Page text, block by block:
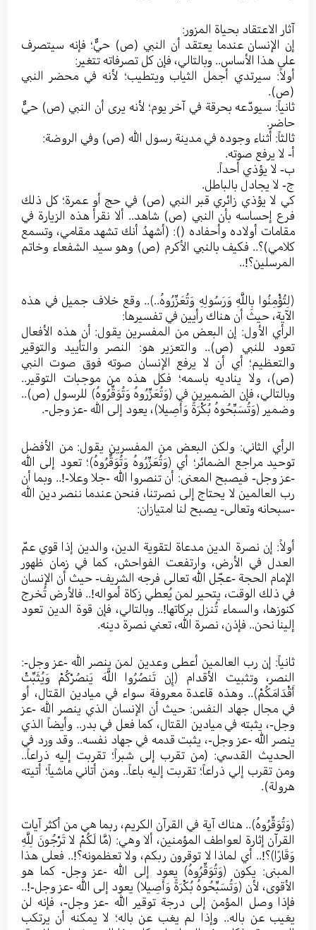
آثار الاعتقاد بحياة المزور:
إن الإنسان عندما يعتقد أن النبي (ص) حيٌّ؛ فإنه سيتصرف
على هذا الأساس.. وبالتالي، فإن كل تصرفاته تتغير:
أولاً: سيرتدي أجمل الثياب ويتطيب؛ لأنه في محضر النبي
(ص).
ثانياً: سيودّعه بحرقة في آخر يوم؛ لأنه يرى أن النبي (ص) حيٌّ
حاضر.
ثالثاً: أثناء وجوده في مدينة رسول الله (ص) وفي الروضة:
أ- لا يرفع صوته.
ب- لا يؤذي أحداً.
ج- لا يجادل بالباطل.
كي لا يؤذي زائري قبر النبي (ص) في حج أو عمرة؛ كل ذلك
فرع إحساسه بأن النبي (ص) شاهد.. ألا نقرأ هذه الزيارة في
مقامات أولاده وأحفاده (): (أشهدُ أنك تشهد مقامي، وتسمع
كلامي)؟.. فكيف بالنبي الأكرم (ص) وهو سيد الشفعاء وخاتم
المرسلين؟!..
﴿لِتُؤْمِنُوا بِاللَّهِ وَرَسُولِهِ وَتُعَزِّرُوهُ..﴾.. وقع خلاف جميل في هذه
الآية، حيث أن هناك رأيين في تفسيرها:
الرأي الأول: إن البعض من المفسرين يقول: أن هذه الأفعال
تعود للنبي (ص).. والتعزير هو: النصر والتأييد والتوقير
والتعظيم؛ أي أن لا يرفع الإنسان صوته فوق صوت النبي
(ص)، ولا يناديه باسمه؛ فكل هذه من موجبات التوقير..
وبالتالي، فإن الضميرين في ﴿وَتُعَزِّرُوهُ وَتُوَقِّرُوهُ﴾ للرسول (ص)..
وضمير ﴿وَتُسَبِّحُوهُ بُكْرَةً وَأَصِيلا﴾، يعود إلى الله -عز وجل-.
الرأي الثاني: ولكن البعض من المفسرين يقول: من الأفضل
توحيد مراجع الضمائر؛ أي ﴿وَتُعَزِّرُوهُ وَتُوَقِّرُوهُ﴾؛ تعود إلى الله
-عز وجل- فيصبح المعنى: أن تنصروا الله -جلا وعلا-!.. وبما أن
رب العالمين لا يحتاج إلى نصرتنا، فنحن عندما ننصر دين الله
-سبحانه وتعالى- يصبح لنا امتيازان:
أولاً: إن نصرة الدين مدعاة لتقوية الدين، والدين إذا قوي عمّ
العدل في الأرض، وارتفعت الفواحش، كما في زمان ظهور
الإمام الحجة -عجّل الله تعالى فرجه الشريف- حيث أن الإنسان
في ذلك الوقت، يتحير لمن يُعطي زكاة أمواله!.. فالأرض تُخرج
كنوزها، والسماء تُنزل بركاتها!.. وبالتالي، فإن قوة الدين تعود
إلينا نحن.. فإذن، نصرة الله، تعني نصرة دينه.
ثانياً: إن رب العالمين أعطى وعدين لمن ينصر الله -عز وجل-:
النصر، وتثبيت الأقدام ﴿إِن تَنصُرُوا اللَّهَ يَنصُرْكُمْ وَيُثَبِّتْ
أَقْدَامَكُمْ﴾.. وهذه قاعدة معروفة سواء في ميادين القتال، أو
في مجال جهاد النفس: حيث أن الإنسان الذي ينصر الله -عز
وجل-، يثبته في ميادين القتال، كما فعل في بدر.. وأيضاً الذي
ينصر الله -عز وجل-، يثبت قدمه في جهاد نفسه.. وقد ورد في
الحديث القدسي: (من تقرب إلى شبراً؛ تقربت إليه ذراعاً..
ومن تقرب إلي ذراعاً؛ تقربت إليه باعاً.. ومن أتاني ماشياً؛ أتيته
هرولة).
﴿وَتُوَقِّرُوهُ﴾.. هناك آية في القرآن الكريم، ربما هي من أكثر آيات
القرآن إثارة لعواطف المؤمنين، ألا وهي: ﴿مَّا لَكُمْ لا تَرْجُونَ لِلَّهِ
وَقَارًا﴾؟!.. أي لماذا لا توقرون ربكم، ولا تعظمونه؟!.. فعلى هذا
المبنى: يكون ﴿وَتُوَقِّرُوهُ﴾ يعود إلى الله -عز وجل- كما هو
الأقوى، لأن ﴿وَتُسَبِّحُوهُ بُكْرَةً وَأَصِيلا﴾ يعود إلى الله -عز وجل-!..
فإذا وصل المؤمن إلى درجة توقير الله -عز وجل-، فإنه لن
يغيب عن باله.. وإذا لم يغب عن باله؛ لا يمكنه أن يرتكب